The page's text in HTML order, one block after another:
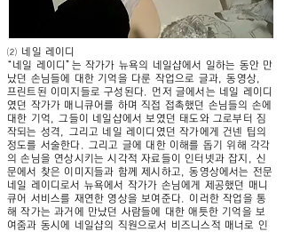
⑵ 네일 레이디
“네일 레이디”는 작가가 뉴욕의 네일샵에서 일하는 동안 만
났던 손님들에 대한 기억을 다룬 작업으로 글과, 동영상,
프린트된 이미지들로 구성된다. 먼저 글에서는 네일 레이디
였던 작가가 매니큐어를 하며 직접 접촉했던 손님들의 손에
대한 기억, 그들이 네일샵에서 보였던 태도와 그로부터 짐
작되는 성격, 그리고 네일 레이디였던 작가에게 건넨 팁의
정도를 서술한다. 그리고 글에 대한 이해를 돕기 위해 각각
의 손님을 연상시키는 시각적 자료들이 인터넷과 잡지, 신
문에서 찾은 이미지들과 함께 제시하고, 동영상에서는 전문
네일 레이디로서 뉴욕에서 작가가 손님에게 제공했던 매니
큐어 서비스를 재연한 영상을 보여준다. 이러한 작업을 통
해 작가는 과거에 만났던 사람들에 대한 애틋한 기억을 보
여줌과 동시에 네일샵의 직원으로서 비즈니스적 매너로 인